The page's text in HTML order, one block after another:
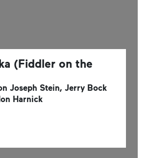
(Fiddler on the
Joseph Stein, Jerry Bock
Harnick